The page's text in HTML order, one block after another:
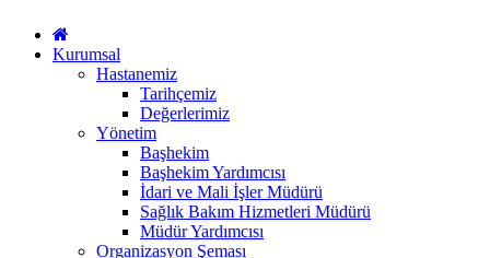
Kurumsal
Hastanemiz
Tarihçemiz
Değerlerimiz
Yönetim
Başhekim
Başhekim Yardımcısı
İdari ve Mali İşler Müdürü
Sağlık Bakım Hizmetleri Müdürü
Müdür Yardımcısı
Organizasyon Şeması